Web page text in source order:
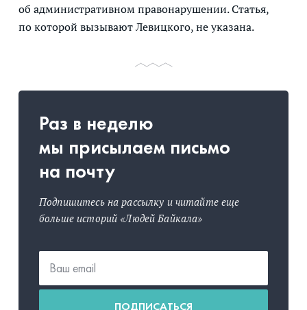
об административном правонарушении. Статья,
по которой вызывают Левицкого, не указана.
Раз в неделю
мы присылаем письмо
на почту
Подпишитесь на рассылку и читайте еще
больше историй «Людей Байкала»
ПОДПИСАТЬСЯ